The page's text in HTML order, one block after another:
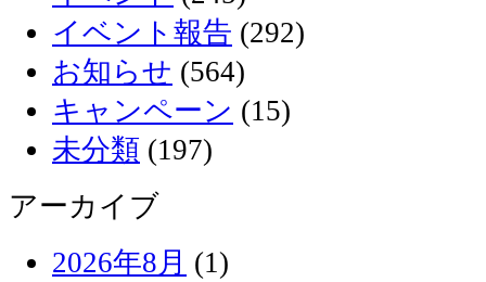
イベント報告 (292)
お知らせ (564)
キャンペーン (15)
未分類 (197)
アーカイブ
2026年8月 (1)